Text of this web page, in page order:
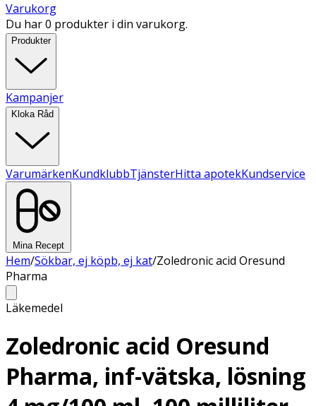
Varukorg
Du har 0 produkter i din varukorg.
Produkter
Kampanjer
Kloka Råd
VarumärkenKundklubbTjänsterHitta apotekKundservice
Mina Recept
Hem/Sökbar, ej köpb, ej kat/Zoledronic acid Oresund
Pharma
Läkemedel
Zoledronic acid Oresund
Pharma, inf-vätska, lösning